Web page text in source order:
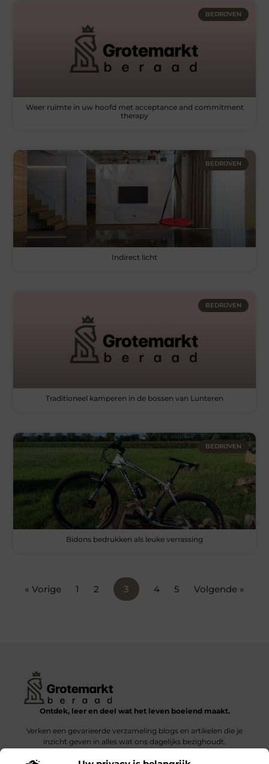
BEDRIJVEN
Weer ruimte in uw hoofd met acceptance and commitment
therapy
BEDRIJVEN
Indirect licht
BEDRIJVEN
Traditioneel kamperen in de bossen van Lunteren
BEDRIJVEN
Bidons bedrukken als leuke verrassing
« Vorige 1 2 3 4 5 Volgende »
Ontdek, leer en deel wat het leven boeiend maakt.
Verken een gevarieerde verzameling blogs en artikelen die je
inzicht geven in alles wat ons dagelijks bezighoudt.